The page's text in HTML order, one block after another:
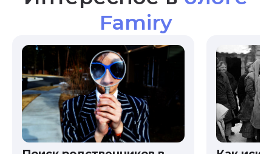
Famiry